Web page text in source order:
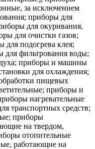
за исключением
приборы для
для окуривания,
для очистки газов;
для подогрева клея;
фильтрования воды;
приборы и машины
для охлаждения;
пищевых
приборы и
нагревательные
транспортных средств;
приборы
на твердом,
отопительные
работающие на